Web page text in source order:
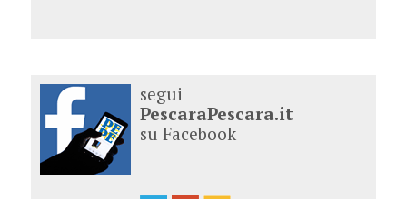
segui
PescaraPescara.it
su Facebook